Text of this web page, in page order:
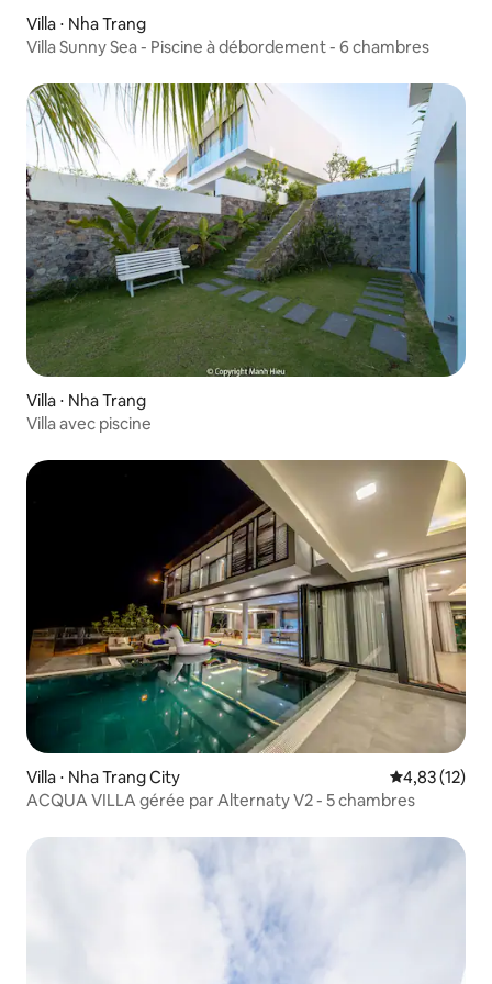
Villa ⋅ Nha Trang
Villa Sunny Sea - Piscine à débordement - 6 chambres
Villa ⋅ Nha Trang
Villa avec piscine
Villa ⋅ Nha Trang City Évaluation
4,83 (12)
ACQUA VILLA gérée par Alternaty V2 - 5 chambres